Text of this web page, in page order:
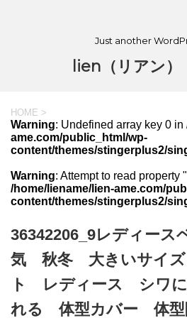
Just another
lien（リアン
HOME >
Warning: Undefined array key 0 in
ame.com/public_html/wp-
content/themes/stingerplus2/
Warning: Attempt to read property
/home/liename/lien-ame.com/
content/themes/stingerplus2/
36342206_9レディー
気 秋冬 大きいサイ
ト レディース シワ
れる 体型カバー 体型